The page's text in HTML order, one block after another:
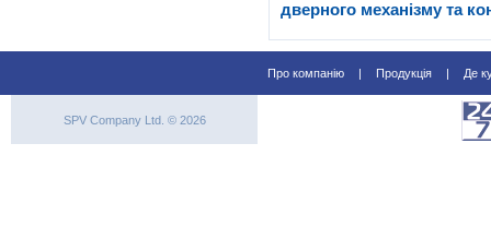
дверного механізму та
Про компанію Продукція Де
SPV Company Ltd. © 2026